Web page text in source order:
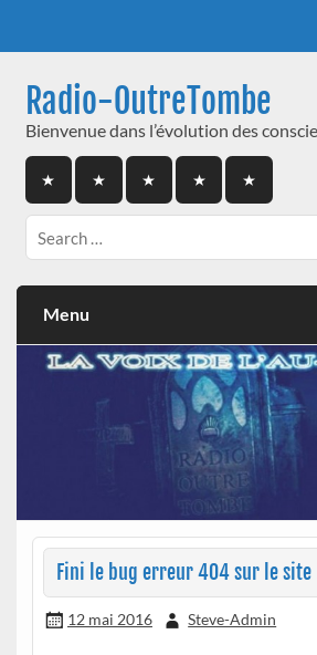
Radio-OutreTombe
Bienvenue dans l’évolution des
Menu
Fini le bug erreur 404 sur le site
12 mai 2016 Steve-Admin